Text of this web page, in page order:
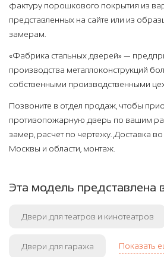
фактуру порошкового покрытия из
представленных на сайте или из
замерам.
«Фабрика стальных дверей» —
производства металлоконструкций
собственными производственными
Позвоните в отдел продаж, чтобы
противопожарную дверь по вашим
замер, расчет по чертежу. Доставка
Москвы и области, монтаж.
Эта модель представлена
Двери для театров и кинотеатров
Двери для гаража Показать